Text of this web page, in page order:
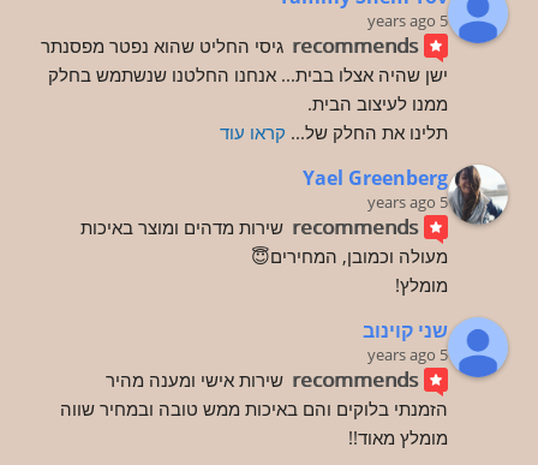
5 years ago
recommends
ממנו לעיצוב הבית.
תלינו את החלק של... קראו עוד
Yael Greenberg
5 years ago
recommends
מעולה וכמובן, המחירים😇
מומלץ!
שני קוינוב
5 years ago
recommends שירות אישי ומענה מהיר
הזמנתי בלוקים והם באיכות ממש טובה ובמחיר שווה
מומלץ מאוד!!